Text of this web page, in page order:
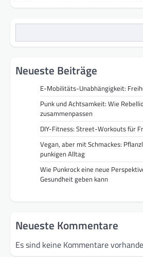
Neueste Beiträge
E-Mobilitäts-Unabhängigkeit:
Punk und Achtsamkeit: Wie
zusammenpassen
DIY-Fitness: Street-Workouts für
Vegan, aber mit Schmackes:
punkigen Alltag
Wie Punkrock eine neue
Gesundheit geben kann
Neueste Kommentare
Es sind keine Kommentare